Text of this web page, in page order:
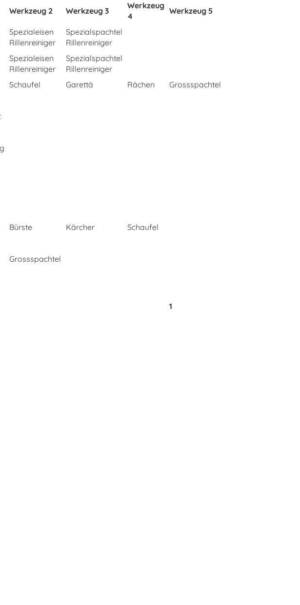
Werkzeug 2 Werkzeug 3
Werkzeug
4
Werkzeug 5
Spezialeisen
Rillenreiniger
Spezialspachtel
Rillenreiniger
Spezialeisen
Rillenreiniger
Spezialspachtel
Rillenreiniger
Schaufel Garettä Rächen Grossspachtel
Bürste Kärcher Schaufel
Grossspachtel
1